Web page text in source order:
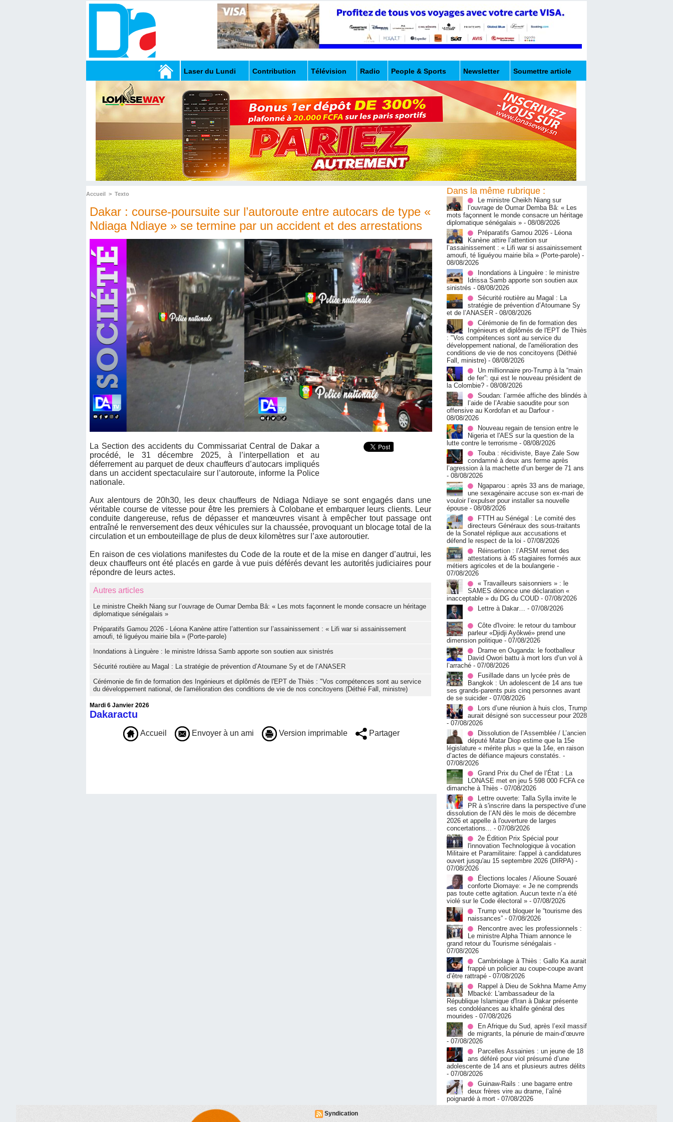
Laser du Lundi Contribution Télévision Radio People & Sports Newsletter Soumettre article
Accueil > Texto
Dakar : course-poursuite sur l’autoroute entre autocars de type «
Ndiaga Ndiaye » se termine par un accident et des arrestations
La Section des accidents du Commissariat Central de Dakar a
procédé, le 31 décembre 2025, à l’interpellation et au
déferrement au parquet de deux chauffeurs d’autocars impliqués
dans un accident spectaculaire sur l’autoroute, informe la Police
nationale.
Aux alentours de 20h30, les deux chauffeurs de Ndiaga Ndiaye se sont engagés dans une
véritable course de vitesse pour être les premiers à Colobane et embarquer leurs clients. Leur
conduite dangereuse, refus de dépasser et manœuvres visant à empêcher tout passage ont
entraîné le renversement des deux véhicules sur la chaussée, provoquant un blocage total de la
circulation et un embouteillage de plus de deux kilomètres sur l’axe autoroutier.
En raison de ces violations manifestes du Code de la route et de la mise en danger d’autrui, les
deux chauffeurs ont été placés en garde à vue puis déférés devant les autorités judiciaires pour
répondre de leurs actes.
Autres articles
Le ministre Cheikh Niang sur l’ouvrage de Oumar Demba Bâ: « Les mots façonnent le monde consacre un héritage
diplomatique sénégalais »
Préparatifs Gamou 2026 - Léona Kanène attire l’attention sur l’assainissement : « Lifi war si assainissement
amoufi, té liguéyou mairie bila » (Porte-parole)
Inondations à Linguère : le ministre Idrissa Samb apporte son soutien aux sinistrés
Sécurité routière au Magal : La stratégie de prévention d’Atoumane Sy et de l’ANASER
Cérémonie de fin de formation des Ingénieurs et diplômés de l'EPT de Thiès : "Vos compétences sont au service
du développement national, de l'amélioration des conditions de vie de nos concitoyens (Déthié Fall, ministre)
Mardi 6 Janvier 2026
Dakaractu
Accueil Envoyer à un ami Version imprimable Partager
Dans la même rubrique :
Le ministre Cheikh Niang sur
l’ouvrage de Oumar Demba Bâ: « Les
mots façonnent le monde consacre un héritage
diplomatique sénégalais » - 08/08/2026
Préparatifs Gamou 2026 - Léona
Kanène attire l’attention sur
l’assainissement : « Lifi war si assainissement
amoufi, té liguéyou mairie bila » (Porte-parole) -
08/08/2026
Inondations à Linguère : le ministre
Idrissa Samb apporte son soutien aux
sinistrés - 08/08/2026
Sécurité routière au Magal : La
stratégie de prévention d’Atoumane Sy
et de l’ANASER - 08/08/2026
Cérémonie de fin de formation des
Ingénieurs et diplômés de l'EPT de Thiès
: "Vos compétences sont au service du
développement national, de l'amélioration des
conditions de vie de nos concitoyens (Déthié
Fall, ministre) - 08/08/2026
Un millionnaire pro-Trump à la “main
de fer”: qui est le nouveau président de
la Colombie? - 08/08/2026
Soudan: l’armée affiche des blindés à
l’aide de l’Arabie saoudite pour son
offensive au Kordofan et au Darfour -
08/08/2026
Nouveau regain de tension entre le
Nigeria et l'AES sur la question de la
lutte contre le terrorisme - 08/08/2026
Touba : récidiviste, Baye Zale Sow
condamné à deux ans ferme après
l’agression à la machette d’un berger de 71 ans
- 08/08/2026
Ngaparou : après 33 ans de mariage,
une sexagénaire accuse son ex-mari de
vouloir l’expulser pour installer sa nouvelle
épouse - 08/08/2026
FTTH au Sénégal : Le comité des
directeurs Généraux des sous-traitants
de la Sonatel réplique aux accusations et
défend le respect de la loi - 07/08/2026
Réinsertion : l’ARSM remet des
attestations à 45 stagiaires formés aux
métiers agricoles et de la boulangerie -
07/08/2026
« Travailleurs saisonniers » : le
SAMES dénonce une déclaration «
inacceptable » du DG du COUD - 07/08/2026
Lettre à Dakar… - 07/08/2026
Côte d'Ivoire: le retour du tambour
parleur «Djidji Ayôkwé» prend une
dimension politique - 07/08/2026
Drame en Ouganda: le footballeur
David Owori battu à mort lors d’un vol à
l’arraché - 07/08/2026
Fusillade dans un lycée près de
Bangkok : Un adolescent de 14 ans tue
ses grands-parents puis cinq personnes avant
de se suicider - 07/08/2026
Lors d’une réunion à huis clos, Trump
aurait désigné son successeur pour 2028
- 07/08/2026
Dissolution de l’Assemblée / L’ancien
député Matar Diop estime que la 15e
législature « mérite plus » que la 14e, en raison
d’actes de défiance majeurs constatés. -
07/08/2026
Grand Prix du Chef de l’État : La
LONASE met en jeu 5 598 000 FCFA ce
dimanche à Thiès - 07/08/2026
Lettre ouverte: Talla Sylla invite le
PR à s'inscrire dans la perspective d’une
dissolution de l’AN dès le mois de décembre
2026 et appelle à l'ouverture de larges
concertations... - 07/08/2026
2e Édition Prix Spécial pour
l'innovation Technologique à vocation
Militaire et Paramilitaire: l'appel à candidatures
ouvert jusqu'au 15 septembre 2026 (DIRPA) -
07/08/2026
Élections locales / Alioune Souaré
conforte Diomaye: « Je ne comprends
pas toute cette agitation. Aucun texte n’a été
violé sur le Code électoral » - 07/08/2026
Trump veut bloquer le “tourisme des
naissances” - 07/08/2026
Rencontre avec les professionnels :
Le ministre Alpha Thiam annonce le
grand retour du Tourisme sénégalais -
07/08/2026
Cambriolage à Thiès : Gallo Ka aurait
frappé un policier au coupe-coupe avant
d’être rattrapé - 07/08/2026
Rappel à Dieu de Sokhna Mame Amy
Mbacké: L'ambassadeur de la
République Islamique d'Iran à Dakar présente
ses condoléances au khalife général des
mourides - 07/08/2026
En Afrique du Sud, après l’exil massif
de migrants, la pénurie de main-d’œuvre
- 07/08/2026
Parcelles Assainies : un jeune de 18
ans déféré pour viol présumé d’une
adolescente de 14 ans et plusieurs autres délits
- 07/08/2026
Guinaw-Rails : une bagarre entre
deux frères vire au drame, l’aîné
poignardé à mort - 07/08/2026
Syndication